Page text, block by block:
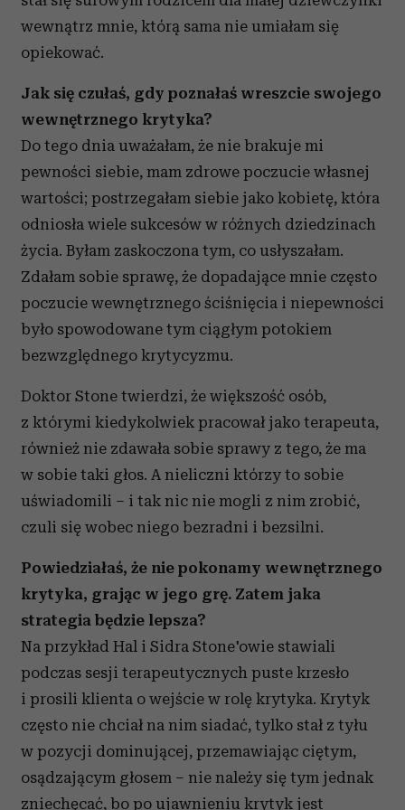
otrzymanymi od Ciebie lub uzyskanymi podczas
korzystania z ich usług.
wewnątrz mnie, którą sama nie umiałam się
opiekować.
Jak się czułaś, gdy poznałaś wreszcie swojego
wewnętrznego krytyka?
Do tego dnia uważałam, że nie brakuje mi
pewności siebie, mam zdrowe poczucie własnej
wartości; postrzegałam siebie jako kobietę, która
odniosła wiele sukcesów w różnych dziedzinach
życia. Byłam zaskoczona tym, co usłyszałam.
Zdałam sobie sprawę, że dopadające mnie często
poczucie wewnętrznego ściśnięcia i niepewności
było spowodowane tym ciągłym potokiem
bezwzględnego krytycyzmu.
Doktor Stone twierdzi, że większość osób,
z którymi kiedykolwiek pracował jako terapeuta,
również nie zdawała sobie sprawy z tego, że ma
w sobie taki głos. A nieliczni którzy to sobie
uświadomili – i tak nic nie mogli z nim zrobić,
czuli się wobec niego bezradni i bezsilni.
Powiedziałaś, że nie pokonamy wewnętrznego
krytyka, grając w jego grę. Zatem jaka
strategia będzie lepsza?
Na przykład Hal i Sidra Stone'owie stawiali
podczas sesji terapeutycznych puste krzesło
i prosili klienta o wejście w rolę krytyka. Krytyk
często nie chciał na nim siadać, tylko stał z tyłu
w pozycji dominującej, przemawiając ciętym,
osądzającym głosem – nie należy się tym jednak
zniechęcać, bo po ujawnieniu krytyk jest